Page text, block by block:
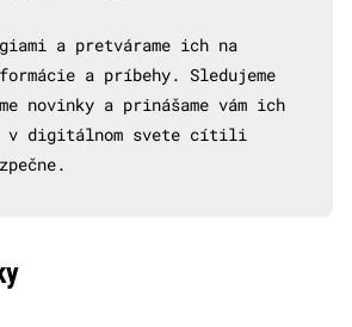
a pretvárame ich na
a príbehy. Sledujeme
novinky a prinášame vám ich
v digitálnom svete cítili